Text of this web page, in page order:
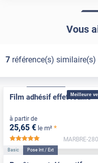
Vous
7référence(s) similaire(s)
Meilleure
Film adhésif effet rouille
à partir de
25,65 € le m² *
MARBRE-
Basic Pose Int / Ext